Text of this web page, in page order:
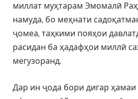
миллат муҳтарам Эмомалӣ
намуда, бо меҳнати
ҷомеа, таҳкими пояҳои
расидан ба ҳадафҳои миллӣ
мегузоранд.
Дар ин ҷода бори дигар